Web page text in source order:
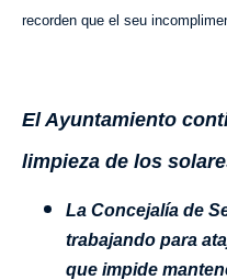
recorden que el seu
El Ayuntamiento
limpieza de los
La Concejalía de
trabajando para
que impide